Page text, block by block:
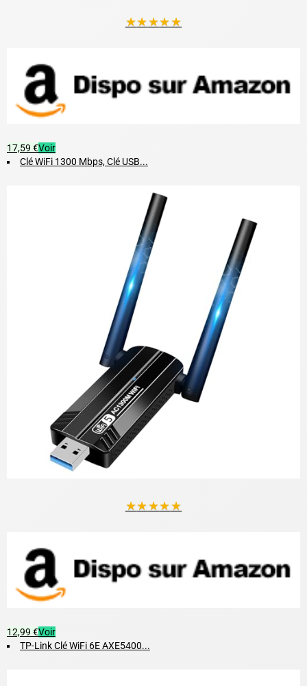
★★★★★
17,59 €Voir
Clé WiFi 1300 Mbps, Clé USB...
★★★★★
12,99 €Voir
TP-Link Clé WiFi 6E AXE5400...